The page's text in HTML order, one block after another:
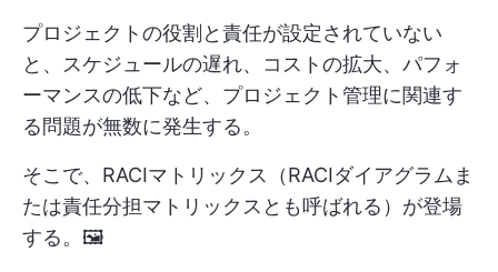
プロジェクトの役割と責任が設定されていない
と、スケジュールの遅れ、コストの拡大、パフォ
ーマンスの低下など、プロジェクト管理に関連す
る問題が無数に発生する。
そこで、RACIマトリックス（RACIダイアグラムま
たは責任分担マトリックスとも呼ばれる）が登場
する。🖼️